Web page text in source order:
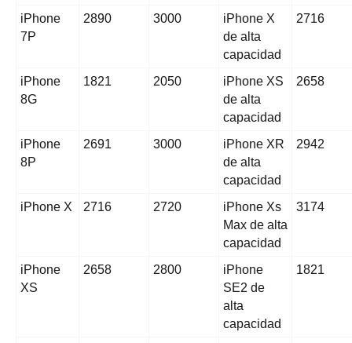
iPhone
7P
2890 3000
iPhone X
de alta
capacidad
2716
iPhone
8G
1821 2050
iPhone XS
de alta
capacidad
2658
iPhone
8P
2691 3000
iPhone XR
de alta
capacidad
2942
iPhone X 2716 2720
iPhone Xs
Max de alta
capacidad
3174
iPhone
XS
2658 2800
iPhone
SE2 de
alta
capacidad
1821